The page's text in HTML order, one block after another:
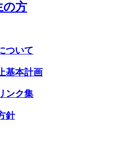
の方
ついて
基本計画
ンク集
針